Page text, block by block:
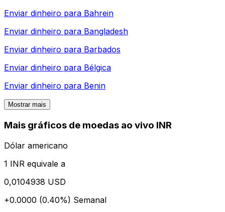
Enviar dinheiro para Bahrein
Enviar dinheiro para Bangladesh
Enviar dinheiro para Barbados
Enviar dinheiro para Bélgica
Enviar dinheiro para Benin
Mostrar mais
Mais gráficos de moedas ao vivo INR
Dólar americano
1 INR equivale a
0,0104938 USD
+0.0000 (0.40%) Semanal